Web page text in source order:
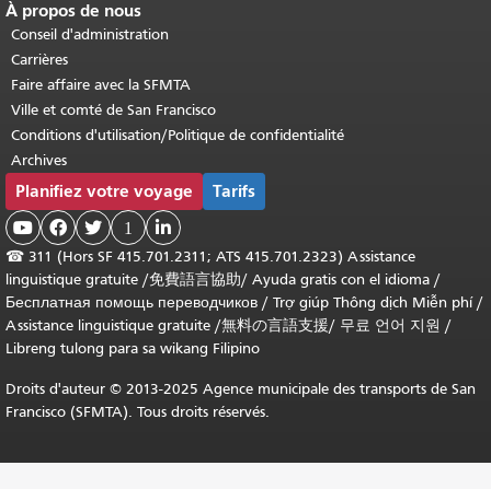
À propos de nous
Conseil d'administration
Carrières
Faire affaire avec la SFMTA
Ville et comté de San Francisco
Conditions d'utilisation/Politique de confidentialité
Archives
Planifiez votre voyage Tarifs
   1 
☎ 311 (Hors SF 415.701.2311; ATS 415.701.2323) Assistance
linguistique gratuite /免費語言協助/ Ayuda gratis con el idioma /
Бесплатная помощь переводчиков / Trợ giúp Thông dịch Miễn phí/
Assistance linguistique gratuite /無料の言語支援/ 무료 언어 지원 /
Libreng tulong para sa wikang Filipino
Droits d'auteur © 2013-2025 Agence municipale des transports de San
Francisco (SFMTA). Tous droits réservés.